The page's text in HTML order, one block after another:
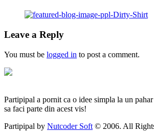
Leave a Reply
You must be logged in to post a comment.
Partipipal a pornit ca o idee simpla la un
sa faci parte din acest vis!
Partipipal by Nutcoder Soft © 2006. All